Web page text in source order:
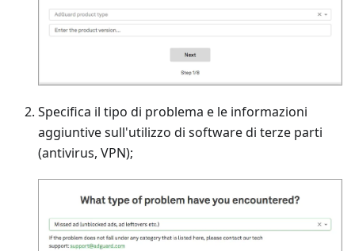
Specifica il tipo di problema e le informazioni
aggiuntive sull'utilizzo di software di terze parti
(antivirus, VPN);